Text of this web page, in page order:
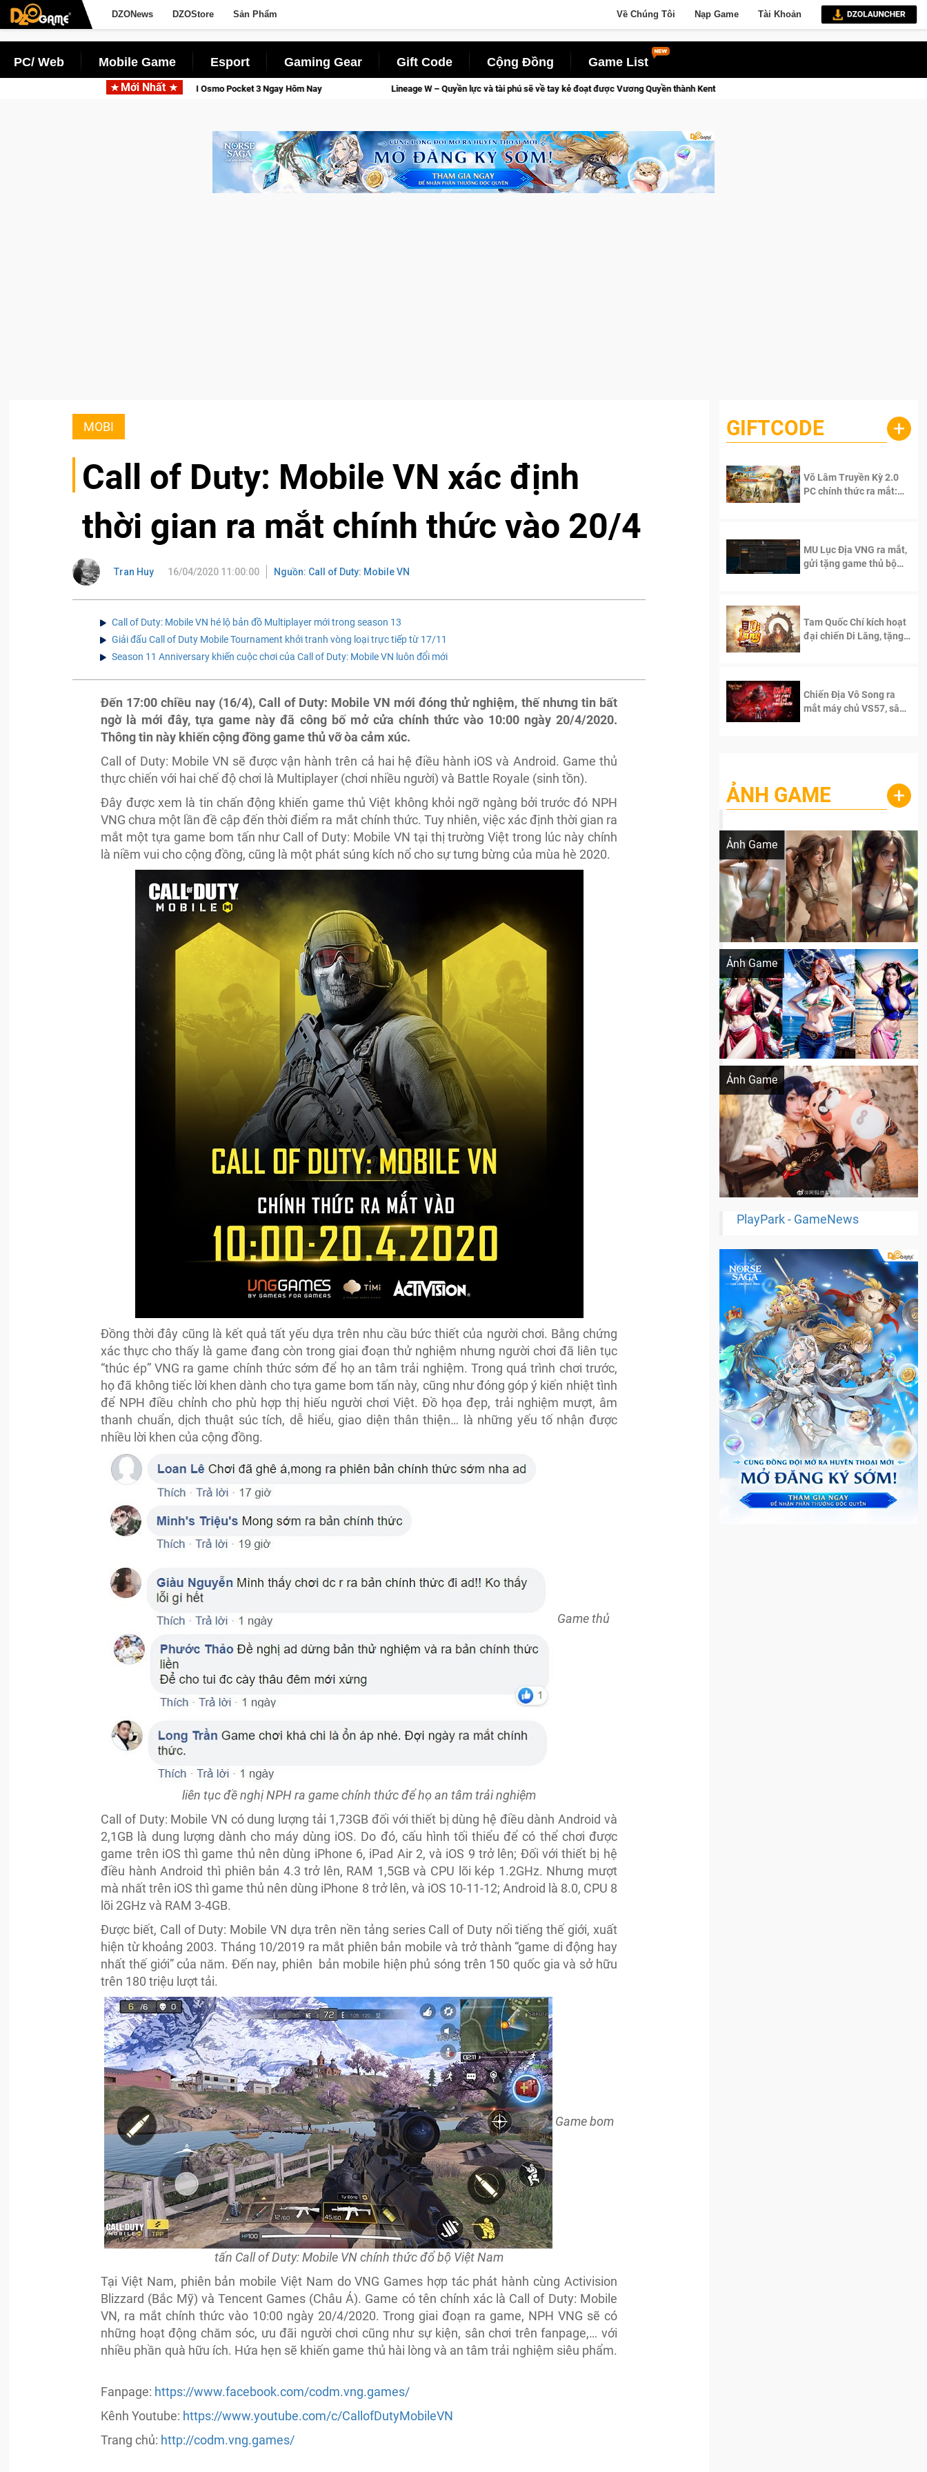
DZONews DZOStore Sản Phẩm Về Chúng Tôi Nạp Game Tài Khoản
PC/ Web Mobile Game Esport Gaming Gear Gift Code Cộng Đồng Game List
Mới Nhất
Tỉnh, Săn DJI Osmo Pocket 3 Ngay Hôm Nay Lineage W – Quyền lực và tài phú sẽ về tay kẻ đoạt được Vương Quyền thành Kent sắp tới! Medal Hunter: Game bắn súng PvP tọa độ đỉnh cao đưa
MOBI
Call of Duty: Mobile VN xác định
thời gian ra mắt chính thức vào 20/4
Tran Huy 16/04/2020 11:00:00 Nguồn: Call of Duty: Mobile VN
Call of Duty: Mobile VN hé lộ bản đồ Multiplayer mới trong season 13
Giải đấu Call of Duty Mobile Tournament khởi tranh vòng loại trực tiếp từ 17/11
Season 11 Anniversary khiến cuộc chơi của Call of Duty: Mobile VN luôn đổi mới
Đến 17:00 chiều nay (16/4), Call of Duty: Mobile VN mới đóng thử nghiệm, thế nhưng tin bất
ngờ là mới đây, tựa game này đã công bố mở cửa chính thức vào 10:00 ngày 20/4/2020.
Thông tin này khiến cộng đồng game thủ vỡ òa cảm xúc.
Call of Duty: Mobile VN sẽ được vận hành trên cả hai hệ điều hành iOS và Android. Game thủ
thực chiến với hai chế độ chơi là Multiplayer (chơi nhiều người) và Battle Royale (sinh tồn).
Đây được xem là tin chấn động khiến game thủ Việt không khỏi ngỡ ngàng bởi trước đó NPH
VNG chưa một lần đề cập đến thời điểm ra mắt chính thức. Tuy nhiên, việc xác định thời gian ra
mắt một tựa game bom tấn như Call of Duty: Mobile VN tại thị trường Việt trong lúc này chính
là niềm vui cho cộng đồng, cũng là một phát súng kích nổ cho sự tưng bừng của mùa hè 2020.
Đồng thời đây cũng là kết quả tất yếu dựa trên nhu cầu bức thiết của người chơi. Bằng chứng
xác thực cho thấy là game đang còn trong giai đoạn thử nghiệm nhưng người chơi đã liên tục
“thúc ép” VNG ra game chính thức sớm để họ an tâm trải nghiệm. Trong quá trình chơi trước,
họ đã không tiếc lời khen dành cho tựa game bom tấn này, cũng như đóng góp ý kiến nhiệt tình
để NPH điều chỉnh cho phù hợp thị hiếu người chơi Việt. Đồ họa đẹp, trải nghiệm mượt, âm
thanh chuẩn, dịch thuật súc tích, dễ hiểu, giao diện thân thiện… là những yếu tố nhận được
nhiều lời khen của cộng đồng.
Game thủ
liên tục đề nghị NPH ra game chính thức để họ an tâm trải nghiệm
Call of Duty: Mobile VN có dung lượng tải 1,73GB đối với thiết bị dùng hệ điều dành Android và
2,1GB là dung lượng dành cho máy dùng iOS. Do đó, cấu hình tối thiểu để có thể chơi được
game trên iOS thì game thủ nên dùng iPhone 6, iPad Air 2, và iOS 9 trở lên; Đối với thiết bị hệ
điều hành Android thì phiên bản 4.3 trở lên, RAM 1,5GB và CPU lõi kép 1.2GHz. Nhưng mượt
mà nhất trên iOS thì game thủ nên dùng iPhone 8 trở lên, và iOS 10-11-12; Android là 8.0, CPU 8
lõi 2GHz và RAM 3-4GB.
Được biết, Call of Duty: Mobile VN dựa trên nền tảng series Call of Duty nổi tiếng thế giới, xuất
hiện từ khoảng 2003. Tháng 10/2019 ra mắt phiên bản mobile và trở thành “game di động hay
nhất thế giới” của năm. Đến nay, phiên bản mobile hiện phủ sóng trên 150 quốc gia và sở hữu
trên 180 triệu lượt tải.
Game bom
tấn Call of Duty: Mobile VN chính thức đổ bộ Việt Nam
Tại Việt Nam, phiên bản mobile Việt Nam do VNG Games hợp tác phát hành cùng Activision
Blizzard (Bắc Mỹ) và Tencent Games (Châu Á). Game có tên chính xác là Call of Duty: Mobile
VN, ra mắt chính thức vào 10:00 ngày 20/4/2020. Trong giai đoạn ra game, NPH VNG sẽ có
những hoạt động chăm sóc, ưu đãi người chơi cũng như sự kiện, sân chơi trên fanpage,… với
nhiều phần quà hữu ích. Hứa hẹn sẽ khiến game thủ hài lòng và an tâm trải nghiệm siêu phẩm.
Fanpage: https://www.facebook.com/codm.vng.games/
Kênh Youtube: https://www.youtube.com/c/CallofDutyMobileVN
Trang chủ: http://codm.vng.games/
GIFTCODE +
Võ Lâm Truyền Kỳ 2.0
PC chính thức ra mắt:
MU Lục Địa VNG ra mắt,
gửi tặng game thủ bộ
Tam Quốc Chí kích hoạt
đại chiến Di Lăng, tặng
Chiến Địa Vô Song ra
mắt máy chủ VS57, sân
ẢNH GAME +
Ảnh Game
Lala Croft vừa nóng vừa xinh dưới nét vẽ
Ảnh Game
Khi AI Cosplay gái đẹp One Piece
Ảnh Game
Cosplay Xiangling siêu cute
PlayPark - GameNews